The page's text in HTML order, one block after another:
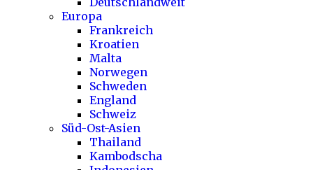
Europa
Frankreich
Kroatien
Malta
Norwegen
Schweden
England
Schweiz
Süd-Ost-Asien
Thailand
Kambodscha